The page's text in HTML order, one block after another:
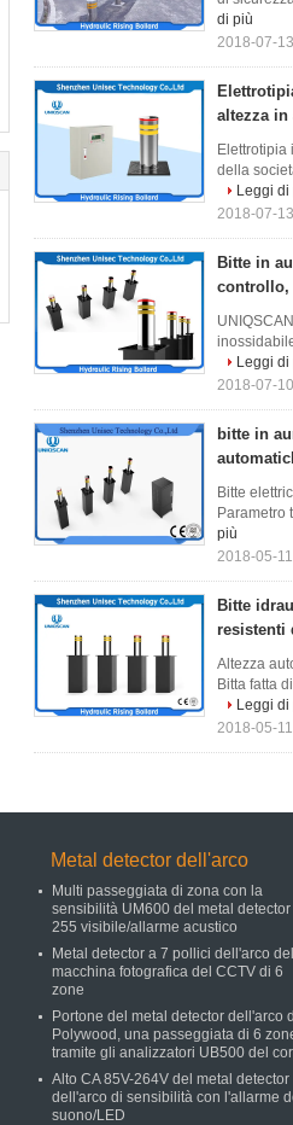
di più
2018-07-
altezza in
Elettrotipia
della
Leggi di
2018-07-
Bitte in
controllo,
Leggi di
2018-07-
bitte in
Bitte
Parametro
più
2018-05-
Bitte
resistenti
Altezza
Bitta fatta
Leggi di
2018-05-
Metal detector dell'arco
Multi passeggiata di zona con la
sensibilità UM600 del metal detector
255 visibile/allarme acustico
Metal detector a 7 pollici dell'arco
macchina fotografica del CCTV di 6
zone
Portone del metal detector dell'arco
Polywood, una passeggiata di 6
tramite gli analizzatori UB500 del
Alto CA 85V-264V del metal detector
dell'arco di sensibilità con l'allarme
suono/LED